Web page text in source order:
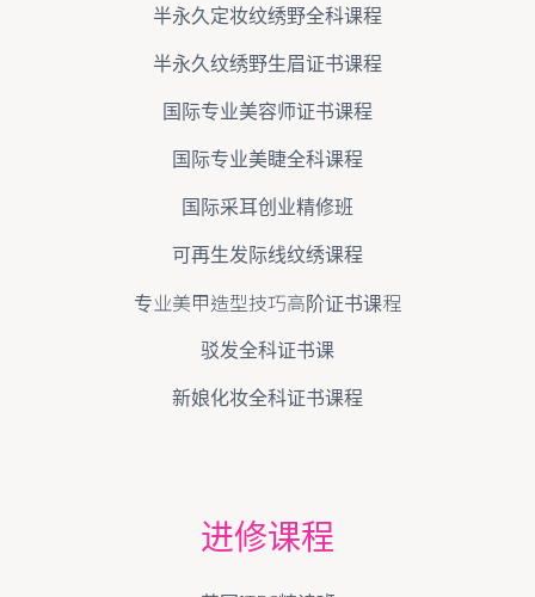
半永久定妆纹绣野全科课程
半永久纹绣野生眉证书课程
国际专业美容师证书课程
国际专业美睫全科课程
国际采耳创业精修班
可再生发际线纹绣课程
专业美甲造型技巧高阶证书课程
驳发全科证书课
新娘化妆全科证书课程
进修课程